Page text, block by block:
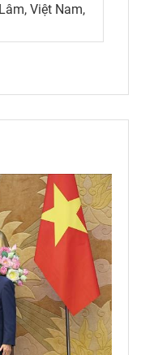
Việt Nam,